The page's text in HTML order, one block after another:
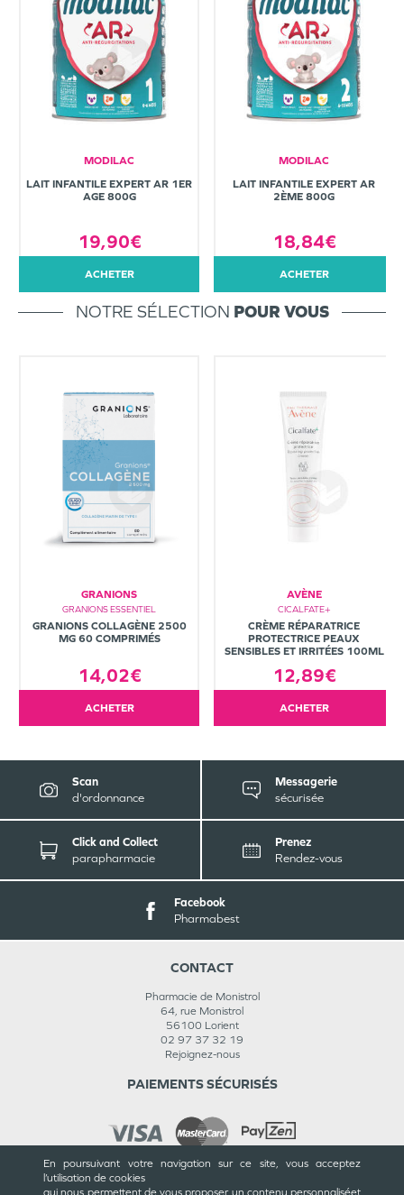
En poursuivant votre navigation sur ce site, vous acceptez
l’utilisation de cookies
qui nous permettent de vous proposer un contenu personnaliséet
MODILAC
LAIT INFANTILE EXPERT AR 1ER
AGE 800G
19,90€
ACHETER
MODILAC
LAIT INFANTILE EXPERT AR
2ÈME 800G
18,84€
ACHETER
NOTRE SÉLECTION POUR VOUS
GRANIONS
GRANIONS ESSENTIEL
GRANIONS COLLAGÈNE 2500
MG 60 COMPRIMÉS
14,02€
ACHETER
AVÈNE
CICALFATE+
CRÈME RÉPARATRICE
PROTECTRICE PEAUX
SENSIBLES ET IRRITÉES 100ML
12,89€
ACHETER
Scan
d'ordonnance
Messagerie
sécurisée
Click and Collect
parapharmacie
Prenez
Rendez-vous
Facebook
Pharmabest
CONTACT
Pharmacie de Monistrol
64, rue Monistrol
56100 Lorient
02 97 37 32 19
Rejoignez-nous
PAIEMENTS SÉCURISÉS